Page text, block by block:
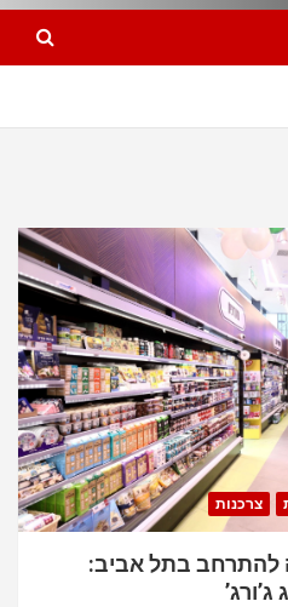
צרכנות
בתל אביב: